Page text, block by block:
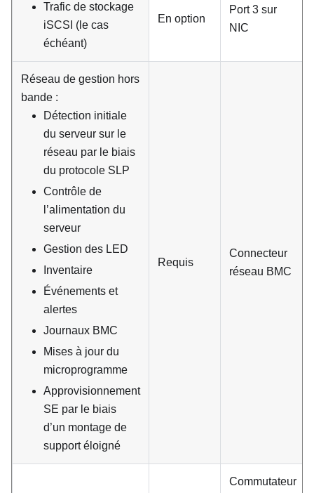
Trafic de stockage
iSCSI (le cas
échéant)
En option
Port 3 sur
NIC
Réseau de gestion hors
bande :
Détection initiale
du serveur sur le
réseau par le biais
du protocole SLP
Contrôle de
l’alimentation du
serveur
Gestion des LED
Inventaire
Événements et
alertes
Journaux BMC
Mises à jour du
microprogramme
Approvisionnement
SE par le biais
d’un montage de
support éloigné
Requis
Connecteur
réseau BMC
Commutateur